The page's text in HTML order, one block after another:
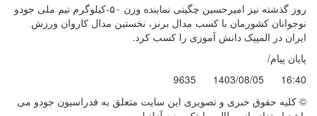
روز گذشته نیز امیرحسین چگینی نماینده وزن ۵۰-کیلوگرم تیم ملی جودو
نوجوانان کشورمان با کسب مدال برنز، نخستین مدال کاروان ورزش
ایران در المپیک دانش آموزی را کسب کرد.
پایان پیام/
16:40
1403/08/05
9635
© کليه حقوق خبری و تصويری اين سايت متعلق به فدراسیون جودو می